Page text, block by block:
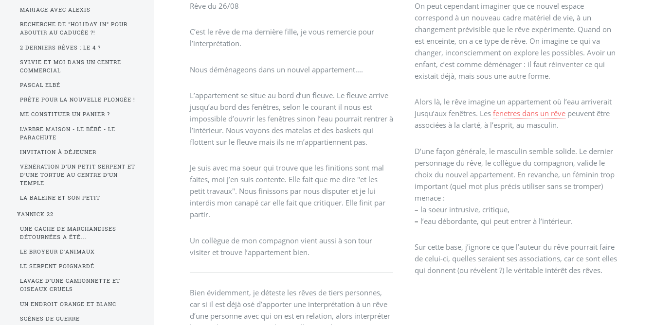
Rêve du 26/08
C’est le rêve de ma dernière fille, je vous remercie pour
l’interprétation.
Nous déménageons dans un nouvel appartement....
L’appartement se situe au bord d’un fleuve. Le fleuve arrive
jusqu’au bord des fenêtres, selon le courant il nous est
impossible d’ouvrir les fenêtres sinon l’eau pourrait rentrer à
l’intérieur. Nous voyons des matelas et des baskets qui
flottent sur le fleuve mais ils ne m’appartiennent pas.
Je suis avec ma soeur qui trouve que les finitions sont mal
faites, moi j’en suis contente. Elle fait que me dire "et les
petit travaux". Nous finissons par nous disputer et je lui
interdis mon canapé car elle fait que critiquer. Elle finit par
partir.
Un collègue de mon compagnon vient aussi à son tour
visiter et trouve l’appartement bien.
Bien évidemment, je déteste les rêves de tiers personnes,
car si il est déjà osé d’apporter une interprétation à un rêve
d’une personne avec qui on est en relation, alors interpréter
On peut cependant imaginer que ce nouvel espace
correspond à un nouveau cadre matériel de vie, à un
changement prévisible que le rêve expérimente. Quand on
est enceinte, on a ce type de rêve. On imagine ce qui va
changer, inconsciemment on explore les possibles. Avoir un
enfant, c’est comme déménager : il faut réinventer ce qui
existait déjà, mais sous une autre forme.
Alors là, le rêve imagine un appartement où l’eau arriverait
jusqu’aux fenêtres. Lesfenetres dans un rêve peuvent être
associées à la clarté, à l’esprit, au masculin.
D’une façon générale, le masculin semble solide. Le dernier
personnage du rêve, le collègue du compagnon, valide le
choix du nouvel appartement. En revanche, un féminin trop
important (quel mot plus précis utiliser sans se tromper)
menace :
– la soeur intrusive, critique,
– l’eau débordante, qui peut entrer à l’intérieur.
Sur cette base, j’ignore ce que l’auteur du rêve pourrait faire
de celui-ci, quelles seraient ses associations, car ce sont elles
qui donnent (ou révèlent ?) le véritable intérêt des rêves.
MARIAGE AVEC ALEXIS
RECHERCHE DE "HOLIDAY IN" POUR
ABOUTIR AU CADUCÉE ?!
2 DERNIERS RÊVES : LE 4 ?
SYLVIE ET MOI DANS UN CENTRE
COMMERCIAL
PASCAL ELBÉ
PRÊTE POUR LA NOUVELLE PLONGÉE !
ME CONSTITUER UN PANIER ?
L’ARBRE MAISON - LE BÉBÉ - LE
PARACHUTE
INVITATION À DÉJEUNER
VÉNÉRATION D’UN PETIT SERPENT ET
D’UNE TORTUE AU CENTRE D’UN
TEMPLE
LA BALEINE ET SON PETIT
YANNICK 22
UNE CACHE DE MARCHANDISES
DÉTOURNÉES A ÉTÉ...
LE BROYEUR D’ANIMAUX
LE SERPENT POIGNARDÉ
LAVAGE D’UNE CAMIONNETTE ET
OISEAUX CRUELS
UN ENDROIT ORANGE ET BLANC
SCÈNES DE GUERRE